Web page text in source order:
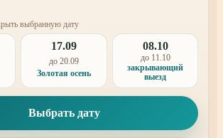
выбранную дату
17.09
до 20.09
Золотая осень
08.10
до 11.10
закрывающий
выезд
Выбрать дату